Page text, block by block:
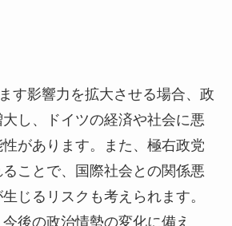
す影響力を拡大させる場合、政
し、ドイツの経済や社会に悪
があります。また、極右政党
ことで、国際社会との関係悪
じるリスクも考えられます。
後の政治情勢の変化に備え